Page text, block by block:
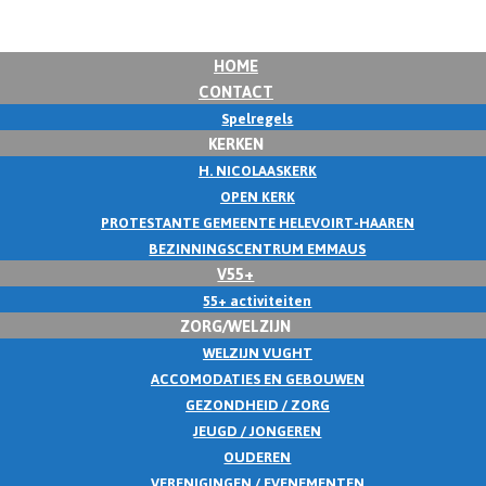
HOME
CONTACT
Spelregels
KERKEN
H. NICOLAASKERK
OPEN KERK
PROTESTANTE GEMEENTE HELEVOIRT-HAAREN
BEZINNINGSCENTRUM EMMAUS
V55+
55+ activiteiten
ZORG/WELZIJN
WELZIJN VUGHT
ACCOMODATIES EN GEBOUWEN
GEZONDHEID / ZORG
JEUGD / JONGEREN
OUDEREN